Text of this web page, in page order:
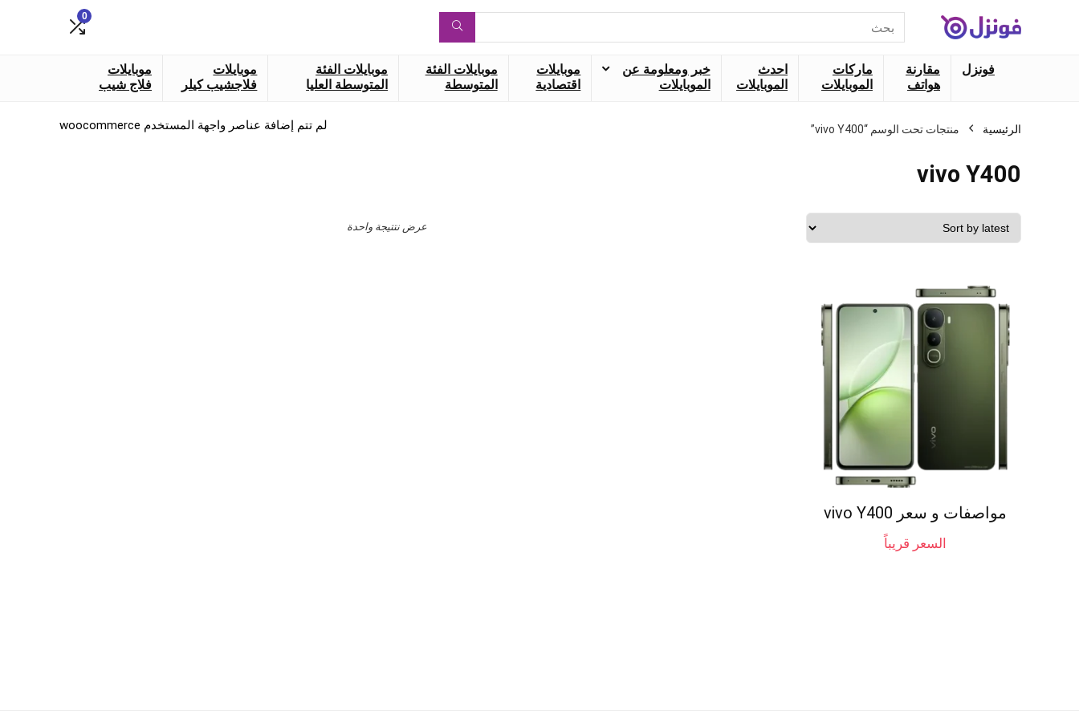
عن:
0
فونزل
مقارنة
هواتف
ماركات
الموبايلات
احدث
الموبايلات
خبر ومعلومة عن
الموبايلات
موبايلات
اقتصادية
موبايلات الفئة
المتوسطة
موبايلات الفئة
المتوسطة العليا
موبايلات
فلاجشيب كيلر
موبايلات
فلاج شيب
الرئيسية منتجات تحت الوسم “vivo Y400”
vivo Y400
عرض نتتيجة واحدة
مواصفات و سعر vivo Y400
السعر قريباً
لم تتم إضافة عناصر واجهة المستخدم woocommerce